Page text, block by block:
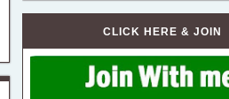
CLICK HERE & JOIN